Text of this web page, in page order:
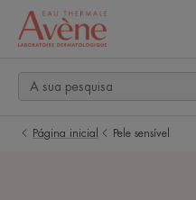
Página inicial Pele sensível